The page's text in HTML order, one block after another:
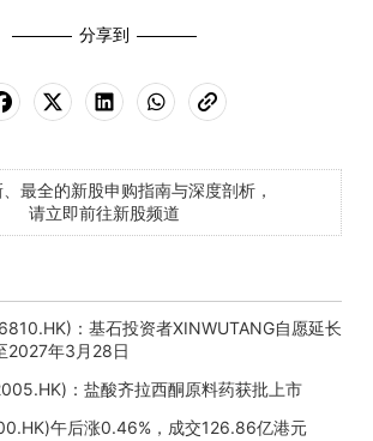
分享到
最全的新股申购指南与深度剖析，
请立即前往新股频道
：基石投资者XINWUTANG自愿延长
2027年3月28日
：盐酸齐拉西酮原料药获批上市
午后涨0.46%，成交126.86亿港元